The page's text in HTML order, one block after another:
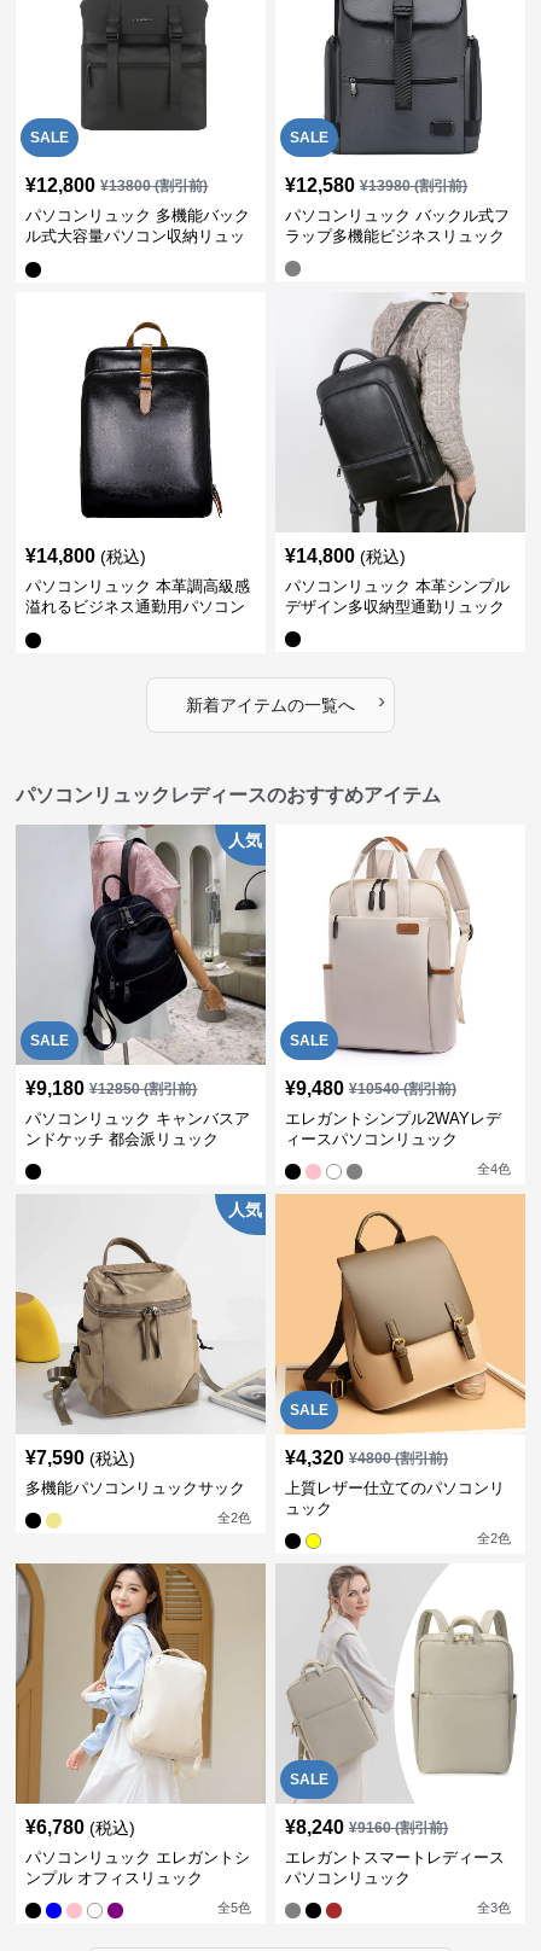
SALE
¥12,800 ¥13800(割引前)
パソコンリュック 多機能バック
ル式大容量パソコン収納リュッ
SALE
¥12,580 ¥13980(割引前)
パソコンリュック バックル式フ
ラップ多機能ビジネスリュック
¥14,800 (税込)
パソコンリュック 本革調高級感
溢れるビジネス通勤用パソコン
¥14,800 (税込)
パソコンリュック 本革シンプル
デザイン多収納型通勤リュック
新着アイテムの一覧へ ›
パソコンリュックレディースのおすすめアイテム
SALE
人気
¥9,180 ¥12850(割引前)
パソコンリュック キャンバスア
ンドケッチ 都会派リュック
SALE
¥9,480 ¥10540(割引前)
エレガントシンプル2WAYレデ
ィースパソコンリュック
全4色
人気
¥7,590 (税込)
多機能パソコンリュックサック
全2色
SALE
¥4,320 ¥4800(割引前)
上質レザー仕立てのパソコンリ
ュック
全2色
¥6,780 (税込)
パソコンリュック エレガントシ
ンプル オフィスリュック
全5色
SALE
¥8,240 ¥9160(割引前)
エレガントスマートレディース
パソコンリュック
全3色